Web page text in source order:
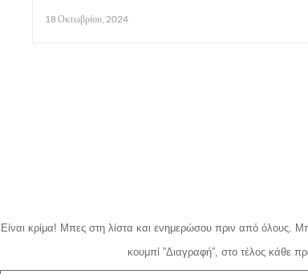
18 Οκτωβρίου, 2024
Είναι κρίμα! Μπες στη λίστα και ενημερώσου πριν από όλους.
κουμπί ”Διαγραφή”, στο τέλος κάθε